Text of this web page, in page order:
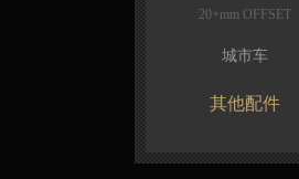
20+mm OFFSET
城市车
其他配件